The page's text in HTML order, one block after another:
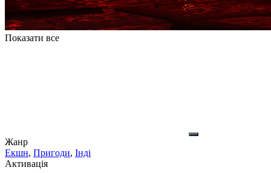
Показати все
Жанр
Екшн, Пригоди, Інді
Активація